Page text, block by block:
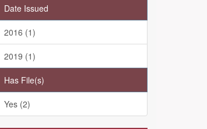
Date Issued
2016 (1)
2019 (1)
Has File(s)
Yes (2)